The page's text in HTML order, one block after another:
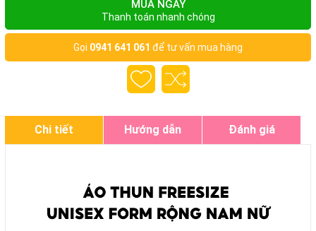
MUA NGAY
Thanh toán nhanh chóng
Gọi 0941 641 061 để tư vấn mua hàng
Chi tiết Hướng dẫn Đánh giá